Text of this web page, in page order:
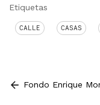
Etiquetas
CALLE CASAS
Fondo Enrique